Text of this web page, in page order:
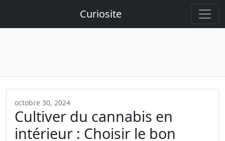
Curiosite
octobre 30, 2024
Cultiver du cannabis en
intérieur : Choisir le bon